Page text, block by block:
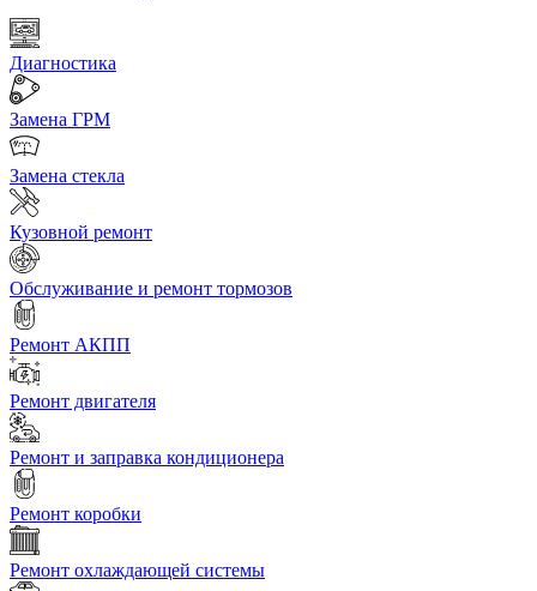
Диагностика
Замена ГРМ
Замена стекла
Кузовной ремонт
Обслуживание и ремонт тормозов
Ремонт АКПП
Ремонт двигателя
Ремонт и заправка кондиционера
Ремонт коробки
Ремонт охлаждающей системы